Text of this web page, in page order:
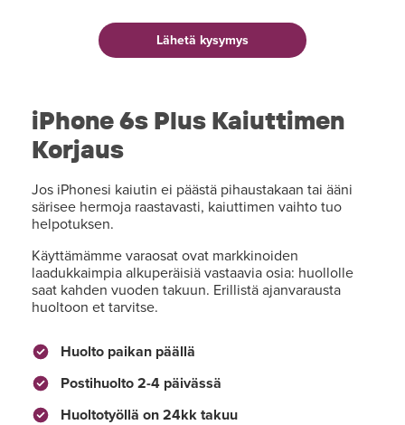
iPhone 6s Plus Kaiuttimen
Korjaus
Jos iPhonesi kaiutin ei päästä pihaustakaan tai ääni
särisee hermoja raastavasti, kaiuttimen vaihto tuo
helpotuksen.
Käyttämämme varaosat ovat markkinoiden
laadukkaimpia alkuperäisiä vastaavia osia: huollolle
saat kahden vuoden takuun. Erillistä ajanvarausta
huoltoon et tarvitse.
Huolto paikan päällä
Postihuolto 2-4 päivässä
Huoltotyöllä on 24kk takuu